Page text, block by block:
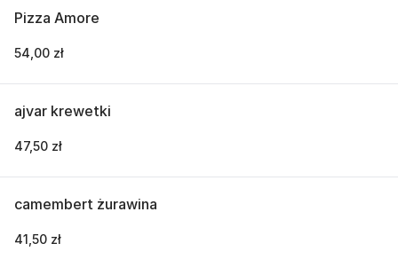
Pizza Amore
54,00 zł
ajvar krewetki
47,50 zł
camembert żurawina
41,50 zł